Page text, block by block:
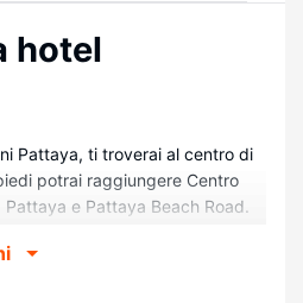
hotel
Pattaya, ti troverai al centro di
potrai raggiungere Centro
Pattaya e Pattaya Beach Road.